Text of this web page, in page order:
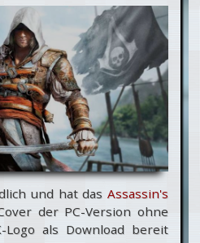
und hat das Assassin's
der PC-Version ohne
Logo als Download bereit